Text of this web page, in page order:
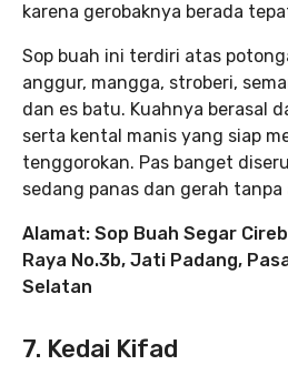
karena gerobaknya berada
Sop buah ini terdiri atas
anggur, mangga, stroberi,
dan es batu. Kuahnya berasal
serta kental manis yang siap
tenggorokan. Pas banget
sedang panas dan gerah tanpa
Alamat: Sop Buah Segar
Raya No.3b, Jati Padang,
Selatan
7. Kedai Kifad